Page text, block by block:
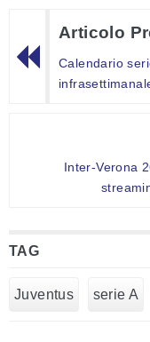
Articolo
Calendario
Inter-Verona
TAG
Juventus serie A